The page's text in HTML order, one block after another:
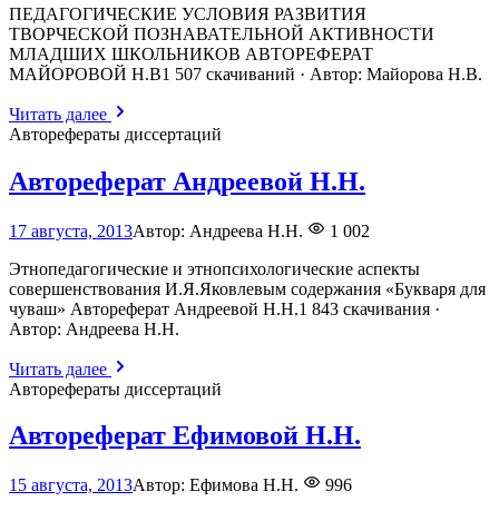
2026
ПЕДАГОГИЧЕСКИЕ УСЛОВИЯ РАЗВИТИЯ
ТВОРЧЕСКОЙ ПОЗНАВАТЕЛЬНОЙ АКТИВНОСТИ
МЛАДШИХ ШКОЛЬНИКОВ АВТОРЕФЕРАТ
МАЙОРОВОЙ Н.В1 507 скачиваний · Автор: Майорова Н.В.
Читать далее
Авторефераты диссертаций
Автореферат Андреевой Н.Н.
17 августа, 201318
2026
Автор: Андреева Н.Н.
1 002
Этнопедагогические и этнопсихологические аспекты
совершенствования И.Я.Яковлевым содержания «Букваря для
чуваш» Автореферат Андреевой Н.Н.1 843 скачивания ·
Автор: Андреева Н.Н.
Читать далее
Авторефераты диссертаций
Автореферат Ефимовой Н.Н.
15 августа, 201318
Автор: Ефимова Н.Н.
996